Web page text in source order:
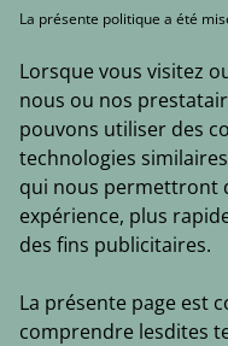
La présente politique a été
Lorsque vous visitez
nous ou nos
pouvons utiliser des
technologies
qui nous permettront
expérience, plus
des fins publicitaires.
La présente page est
comprendre lesdites